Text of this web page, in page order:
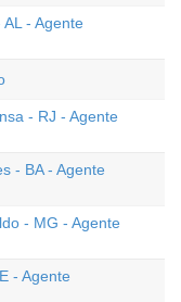
- Agente
- RJ - Agente
- BA - Agente
- MG - Agente
- Agente